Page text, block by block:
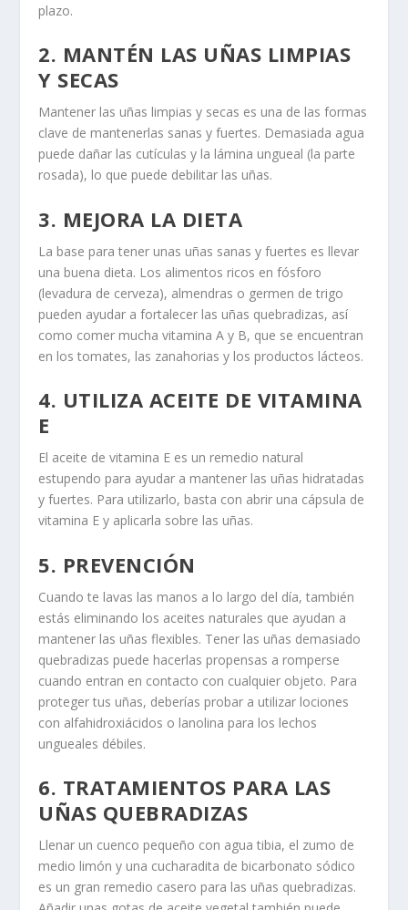
plazo.
2. MANTÉN LAS UÑAS LIMPIAS
Y SECAS
Mantener las uñas limpias y secas es una de las formas
clave de mantenerlas sanas y fuertes. Demasiada agua
puede dañar las cutículas y la lámina ungueal (la parte
rosada), lo que puede debilitar las uñas.
3. MEJORA LA DIETA
La base para tener unas uñas sanas y fuertes es llevar
una buena dieta. Los alimentos ricos en fósforo
(levadura de cerveza), almendras o germen de trigo
pueden ayudar a fortalecer las uñas quebradizas, así
como comer mucha vitamina A y B, que se encuentran
en los tomates, las zanahorias y los productos lácteos.
4. UTILIZA ACEITE DE VITAMINA
E
El aceite de vitamina E es un remedio natural
estupendo para ayudar a mantener las uñas hidratadas
y fuertes. Para utilizarlo, basta con abrir una cápsula de
vitamina E y aplicarla sobre las uñas.
5. PREVENCIÓN
Cuando te lavas las manos a lo largo del día, también
estás eliminando los aceites naturales que ayudan a
mantener las uñas flexibles. Tener las uñas demasiado
quebradizas puede hacerlas propensas a romperse
cuando entran en contacto con cualquier objeto. Para
proteger tus uñas, deberías probar a utilizar lociones
con alfahidroxiácidos o lanolina para los lechos
ungueales débiles.
6. TRATAMIENTOS PARA LAS
UÑAS QUEBRADIZAS
Llenar un cuenco pequeño con agua tibia, el zumo de
medio limón y una cucharadita de bicarbonato sódico
es un gran remedio casero para las uñas quebradizas.